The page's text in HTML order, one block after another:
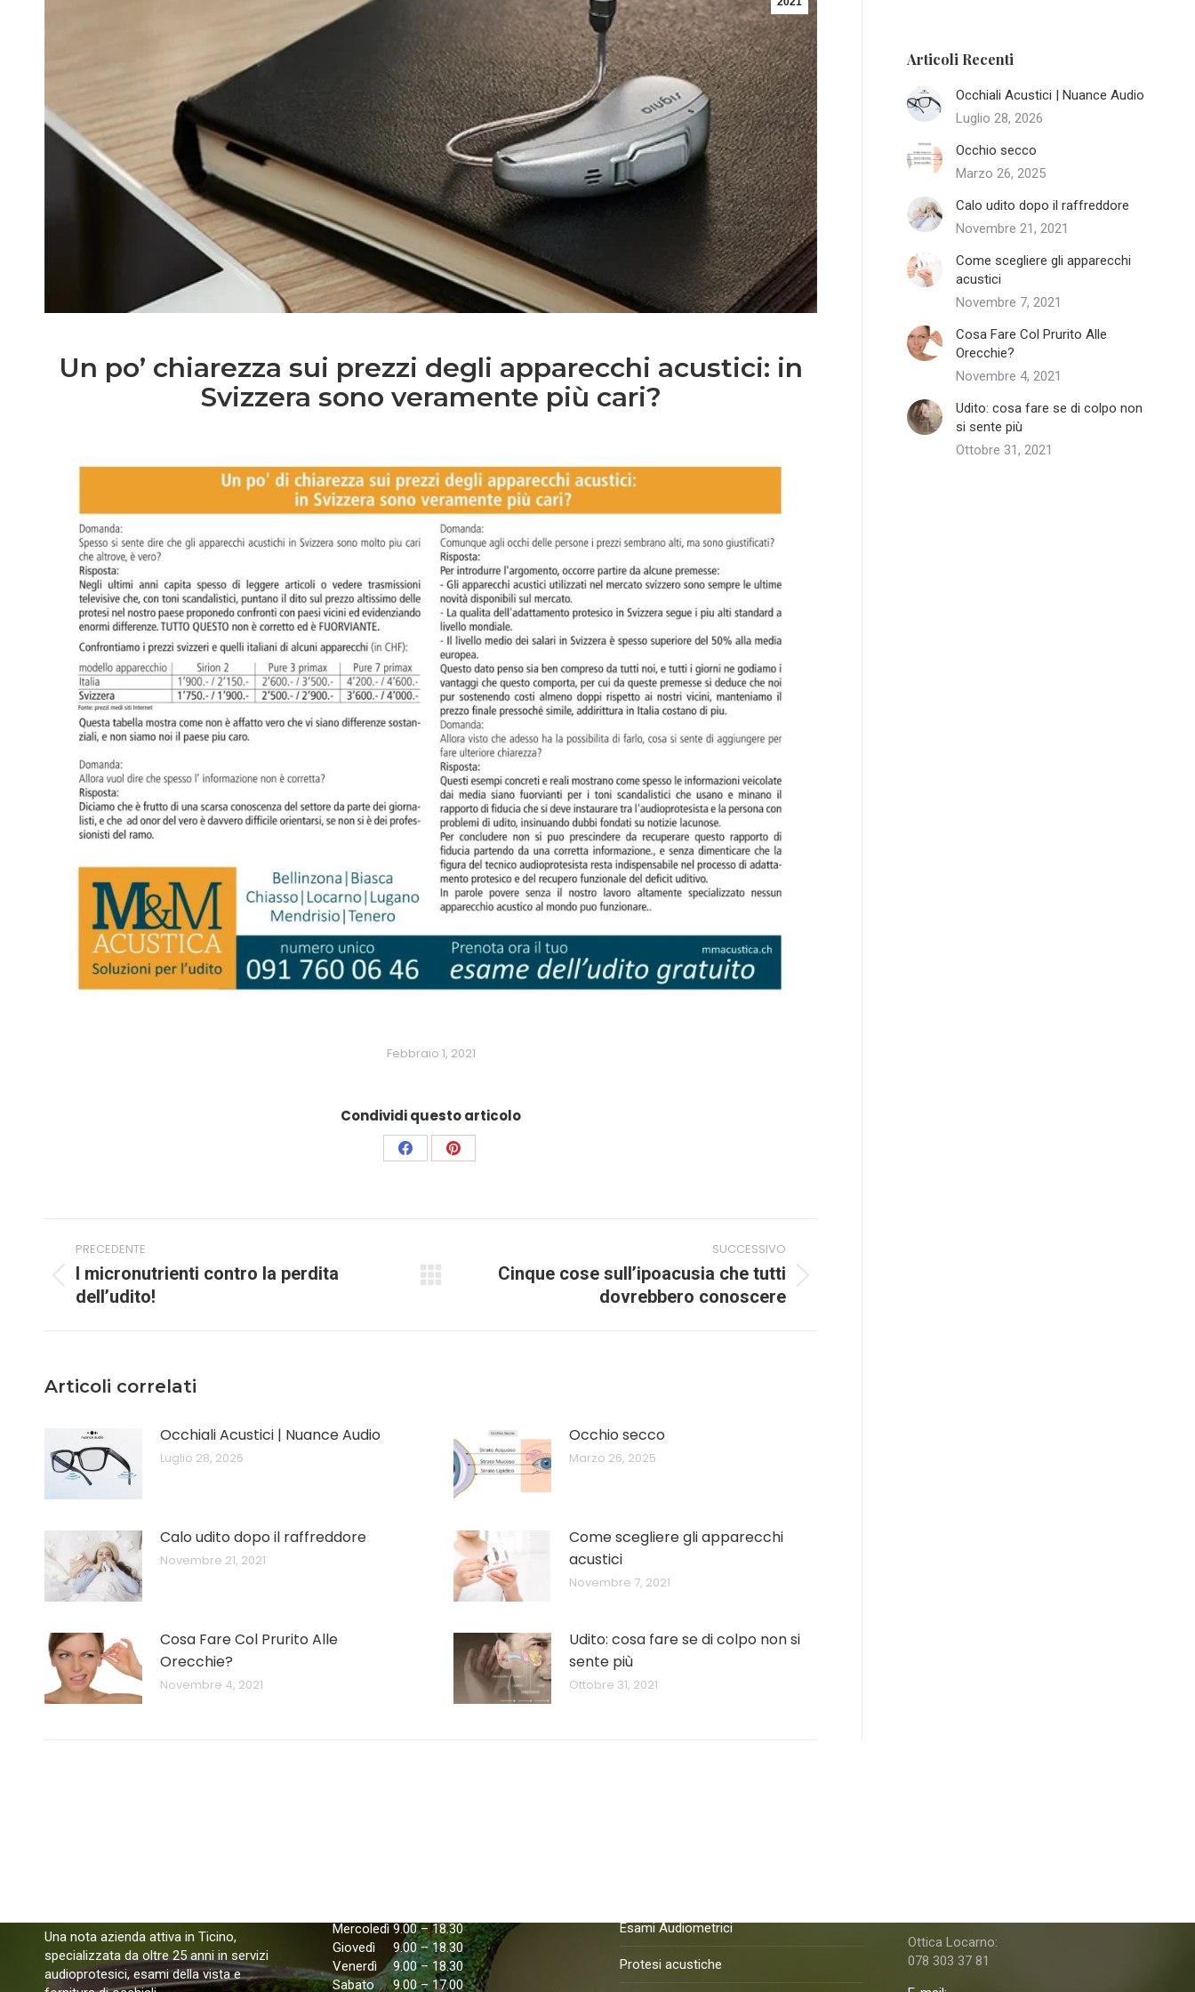
Un po’ chiarezza sui prezzi degli apparecchi acustici: in
Svizzera sono veramente più cari?
Febbraio 1, 2021
Condividi questo articolo
CondividiCondividi
traPRECEDENTE
Post
precedente:
I micronutrienti contro la perdita
dell’udito!
SUCCESSIVO
Prossimo
Cinque cose sull’ipoacusia che tutti
dovrebbero conoscere
Articoli correlati
Occhiali Acustici | Nuance Audio
Luglio 28, 2026
Occhio secco
Marzo 26, 2025
Calo udito dopo il raffreddore
Novembre 21, 2021
Come scegliere gli apparecchi
acustici
Novembre 7, 2021
Cosa Fare Col Prurito Alle
Orecchie?
Novembre 4, 2021
Udito: cosa fare se di colpo non si
sente più
Ottobre 31, 2021
Articoli Recenti
Occhiali Acustici | Nuance Audio
Luglio 28, 2026
Occhio secco
Marzo 26, 2025
Calo udito dopo il raffreddore
Novembre 21, 2021
Come scegliere gli apparecchi
acustici
Novembre 7, 2021
Cosa Fare Col Prurito Alle
Orecchie?
Novembre 4, 2021
Udito: cosa fare se di colpo non
si sente più
Ottobre 31, 2021
Una nota azienda attiva in Ticino,
specializzata da oltre 25 anni in servizi
audioprotesici, esami della vista e
Mercoledì 9.00 – 18.30
Giovedì
9.00 – 18.30
Venerdì
9.00 – 18.30
Sabato
9.00 – 17.00
Esami Audiometrici
Protesi acustiche
Ottica Locarno:
078 303 37 81